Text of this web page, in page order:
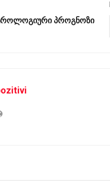
პროგნოზი